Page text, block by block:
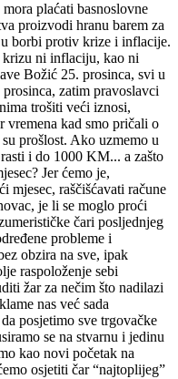
plaćati basnoslovne
proizvodi hranu barem za
borbi protiv krize i inflacije.
krizu ni inflaciju, kao ni
Božić 25. prosinca, svi u
zatim pravoslavci
trošiti veći iznosi,
vremena kad smo pričali o
prošlost. Ako uzmemo u
i do 1000 KM... a zašto
Jer ćemo je,
mjesec, raščišćavati račune
je li se moglo proći
čari posljednjeg
probleme i
obzira na sve, ipak
raspoloženje sebi
žar za nečim što nadilazi
nas već sada
posjetimo sve trgovačke
se na stvarnu i jedinu
kao novi početak na
osjetiti čar “najtoplijeg”